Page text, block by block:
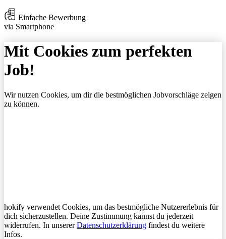
Einfache Bewerbung
via Smartphone
Mit Cookies zum perfekten
Job!
Wir nutzen Cookies, um dir die bestmöglichen Jobvorschläge zeigen
zu können.
hokify verwendet Cookies, um das bestmögliche Nutzererlebnis für
dich sicherzustellen. Deine Zustimmung kannst du jederzeit
widerrufen. In unsererDatenschutzerklärung findest du weitere
Infos.